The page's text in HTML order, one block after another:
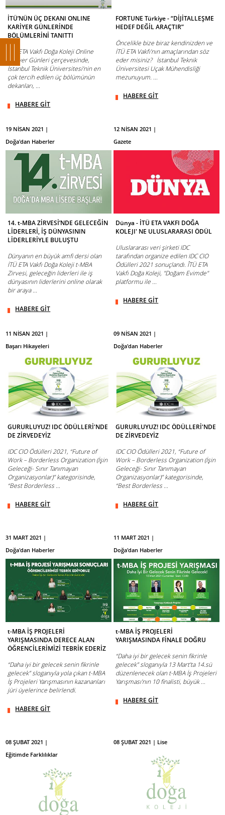
İTÜ’NÜN ÜÇ DEKANI ONLINE
KARİYER GÜNLERİNDE
BÖLÜMLERİNİ TANITTI
​İTÜ ETA Vakfı Doğa Koleji Online
Kariyer Günleri çerçevesinde,
İstanbul Teknik Üniversitesi’nin en
çok tercih edilen üç bölümünün
dekanları, ...
HABERE GİT
FORTUNE Türkiye - “DİJİTALLEŞME
HEDEF DEĞİL ARAÇTIR”
Öncelikle bize biraz kendinizden ve
İTÜ ETA Vakfı’nın amaçlarından söz
eder misiniz? İstanbul Teknik
Üniversitesi Uçak Mühendisliği
mezunuyum. ...
HABERE GİT
19 NİSAN 2021 |
Doğa'dan Haberler
14. t-MBA ZİRVESİ’NDE GELECEĞİN
LİDERLERİ, İŞ DÜNYASININ
LİDERLERİYLE BULUŞTU
Dünyanın en büyük amfi dersi olan
İTÜ ETA Vakfı Doğa Koleji t-MBA
Zirvesi, geleceğin liderleri ile iş
dünyasının liderlerini online olarak
bir araya ...
HABERE GİT
12 NİSAN 2021 |
Gazete
Dünya - İTÜ ETA VAKFI DOĞA
KOLEJI' NE ULUSLARARASI ÖDÜL
Uluslararası veri şirketi IDC
tarafından organize edilen IDC CIO
Ödülleri 2021 sonuçlandı. ÎTÜ ETA
Vakfı Doğa Koleji, "Doğam Evimde"
platformu ile ...
HABERE GİT
11 NİSAN 2021 |
Başarı Hikayeleri
GURURLUYUZ! IDC ÖDÜLLERİ'NDE
DE ZİRVEDEYİZ
IDC CIO Ödülleri 2021, “Future of
Work – Borderless Organization (İşin
Geleceği- Sınır Tanımayan
Organizasyonlar)” kategorisinde,
“Best Borderless ...
HABERE GİT
09 NİSAN 2021 |
Doğa'dan Haberler
GURURLUYUZ! IDC ÖDÜLLERİ'NDE
DE ZİRVEDEYİZ
IDC CIO Ödülleri 2021, “Future of
Work – Borderless Organization (İşin
Geleceği- Sınır Tanımayan
Organizasyonlar)” kategorisinde,
“Best Borderless ...
HABERE GİT
31 MART 2021 |
Doğa'dan Haberler
t-MBA İŞ PROJELERİ
YARIŞMASINDA DERECE ALAN
ÖĞRENCİLERİMİZİ TEBRİK EDERİZ
“Daha iyi bir gelecek senin fikrinle
gelecek” sloganıyla yola çıkan t-MBA
İş Projeleri Yarışmasının kazananları
jüri üyelerince belirlendi.
HABERE GİT
11 MART 2021 |
Doğa'dan Haberler
t-MBA İŞ PROJELERİ
YARIŞMASINDA FİNALE DOĞRU
“Daha iyi bir gelecek senin fikrinle
gelecek” sloganıyla 13 Mart’ta 14.sü
düzenlenecek olan t-MBA İş Projeleri
Yarışması’nın 10 finalisti, büyük ...
HABERE GİT
08 ŞUBAT 2021 |
Eğitimde Farklılıklar
08 ŞUBAT 2021 | Lise